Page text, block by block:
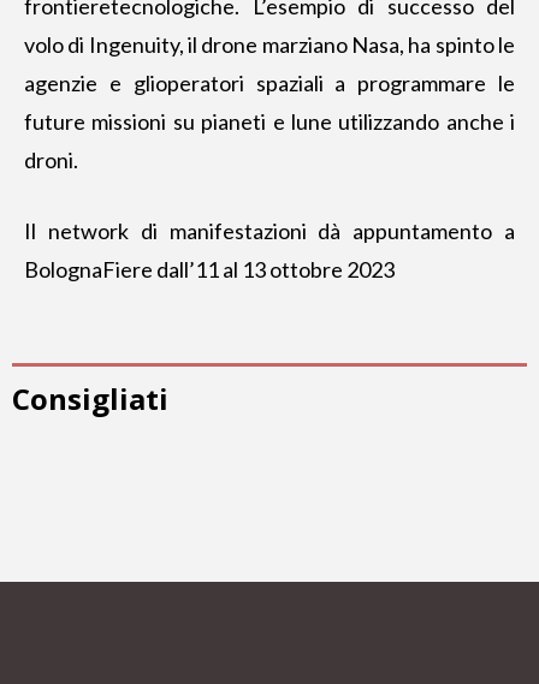
frontieretecnologiche. L’esempio di successo del
volo di Ingenuity, il drone marziano Nasa, ha spinto le
agenzie e glioperatori spaziali a programmare le
future missioni su pianeti e lune utilizzando anche i
droni.
Il network di manifestazioni dà appuntamento a
BolognaFiere dall’11 al 13 ottobre 2023
Consigliati